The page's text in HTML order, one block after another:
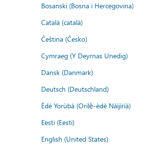
Bosanski (Bosna i Hercegovina)
Català (català)
Čeština (Česko)
Cymraeg (Y Deyrnas Unedig)
Dansk (Danmark)
Deutsch (Deutschland)
Èdè Yorùbá (Orilẹ̀-èdè Nàìjíríà)
Eesti (Eesti)
English (United States)